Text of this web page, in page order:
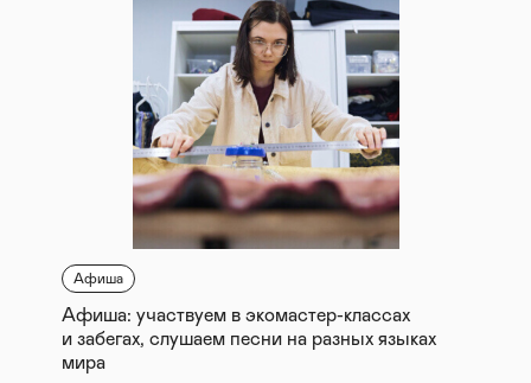
Афиша
Афиша: участвуем в экомастер-классах
и забегах, слушаем песни на разных языках
мира